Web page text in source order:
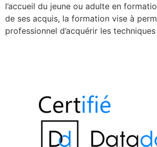
l’accueil du jeune ou adulte en
de ses acquis, la formation vise à
professionnel d’acquérir les